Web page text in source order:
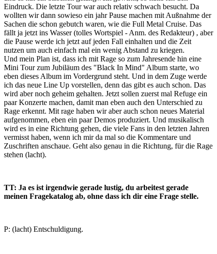
Eindruck. Die letzte Tour war auch relativ schwach besucht. Da
wollten wir dann sowieso ein jahr Pause machen mit Außnahme der
Sachen die schon gebutch waren, wie die Full Metal Cruise. Das
fällt ja jetzt ins Wasser (tolles Wortspiel - Anm. des Redakteur) , aber
die Pause werde ich jetzt auf jeden Fall einhalten und die Zeit
nutzen um auch einfach mal ein wenig Abstand zu kriegen.
Und mein Plan ist, dass ich mit Rage so zum Jahresende hin eine
Mini Tour zum Jubiläum des "Black In Mind" Album starte, wo
eben dieses Album im Vordergrund steht. Und in dem Zuge werde
ich das neue Line Up vorstellen, denn das gibt es auch schon. Das
wird aber noch geheim gehalten. Jetzt sollen zuerst mal Refuge ein
paar Konzerte machen, damit man eben auch den Unterschied zu
Rage erkennt. Mit rage haben wir aber auch schon neues Material
aufgenommen, eben ein paar Demos produziert. Und musikalisch
wird es in eine Richtung gehen, die viele Fans in den letzten Jahren
vermisst haben, wenn ich mir da mal so die Kommentare und
Zuschriften anschaue. Geht also genau in die Richtung, für die Rage
stehen (lacht).
TT: Ja es ist irgendwie gerade lustig, du arbeitest gerade
meinen Fragekatalog ab, ohne dass ich dir eine Frage stelle.
P: (lacht) Entschuldigung.